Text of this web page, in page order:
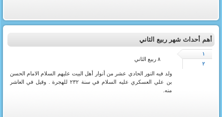
أهم أحداث شهر ربيع الثاني
١
٢
٨ ربيع الثاني
ولد فيه النور الحادي عشر من أنوار أهل البيت عليهم السلام الامام الحسن
بن علي العسكري عليه السلام في سنة ٢٣٢ للهجرة . وقيل في العاشر
منه.